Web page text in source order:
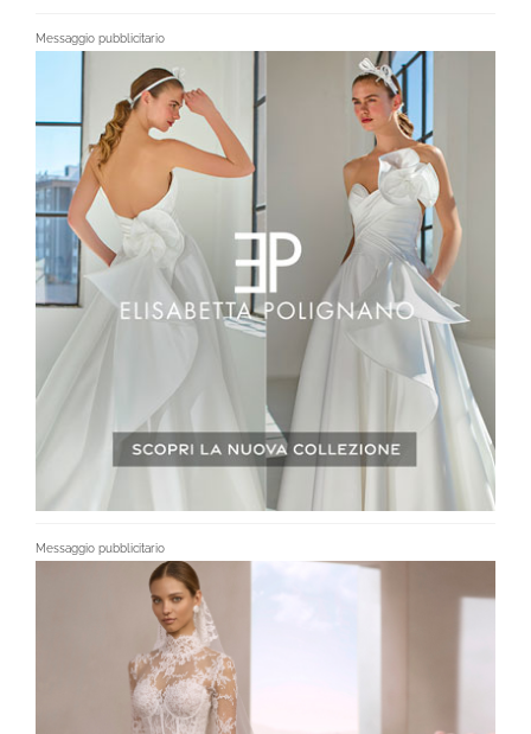
Messaggio pubblicitario
Messaggio pubblicitario